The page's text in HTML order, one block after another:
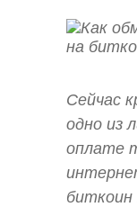
Сейчас
одно из
оплате
биткоин